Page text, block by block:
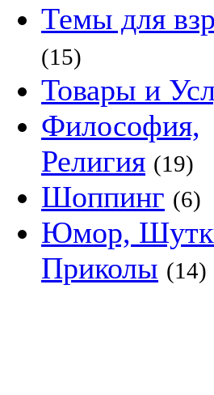
Темы для
(15)
Товары и
Философия,
Религия (19)
Шоппинг (6)
Юмор,
Приколы (14)